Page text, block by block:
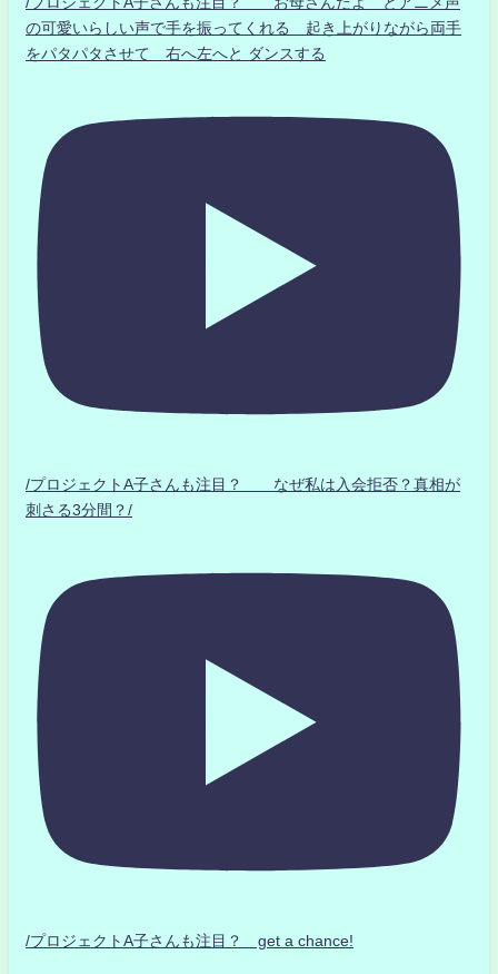
の可愛いらしい声で手を振ってくれる 起き上がりながら両手
をパタパタさせて 右へ左へと ダンスする
/プロジェクトA子さんも注目？ なぜ私は入会拒否？真相が
刺さる3分間？/
/プロジェクトA子さんも注目？ get a chance!